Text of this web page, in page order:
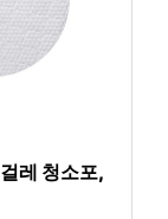
레 청소포,